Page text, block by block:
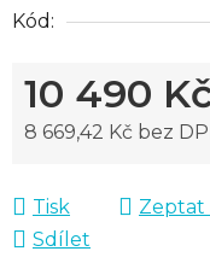
Kód:
10 490
8 669,42 Kč bez
Tisk
Zeptat
Sdílet